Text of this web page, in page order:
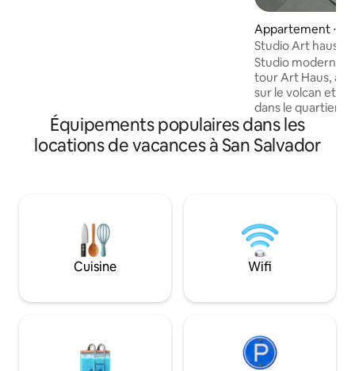
San Salvador
Appartement ⋅
Studio Art haus |
Studio moderne
tour Art Haus,
sur le volcan et
dans le quartier
quelques pas des
des bars, du
Zona Rosa. Il
confortable et élégante.
reposer, travailler
escapades
Équipements populaires dans les
locations de vacances à San Salvador
Cuisine Wifi